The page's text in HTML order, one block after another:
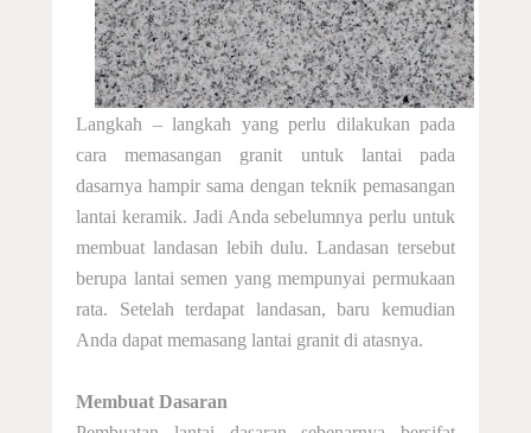
Langkah – langkah yang perlu dilakukan pada
cara memasangan granit untuk lantai pada
dasarnya hampir sama dengan teknik pemasangan
lantai keramik. Jadi Anda sebelumnya perlu untuk
membuat landasan lebih dulu. Landasan tersebut
berupa lantai semen yang mempunyai permukaan
rata. Setelah terdapat landasan, baru kemudian
Anda dapat memasang lantai granit di atasnya.
Membuat Dasaran